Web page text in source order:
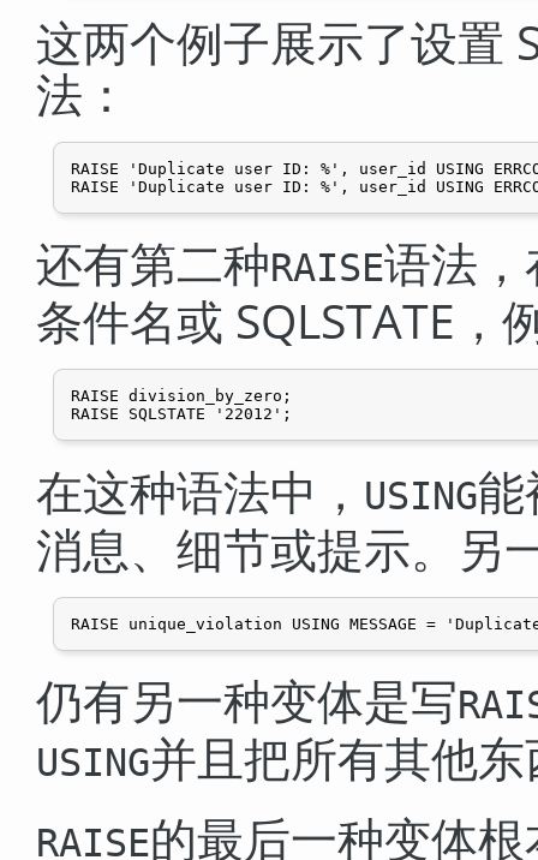
这两个例子展示了设置
法：
RAISE 'Duplicate user ID: %', user_id USING
还有第二种RAISE语法
条件名或 SQLSTATE，
RAISE division_by_zero;
在这种语法中， USING
消息、细节或提示。另
仍有另一种变体是写
USING并且把所有其他
RAISE的最后一种变体